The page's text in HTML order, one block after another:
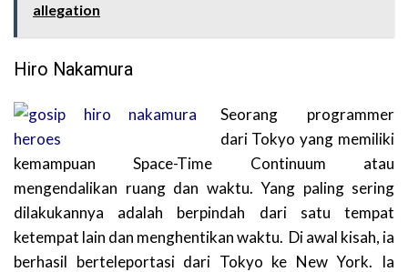
allegation
Hiro Nakamura
Seorang programmer
dari Tokyo yang memiliki
kemampuan Space-Time Continuum atau
mengendalikan ruang dan waktu. Yang paling sering
dilakukannya adalah berpindah dari satu tempat
ketempat lain dan menghentikan waktu. Di awal kisah, ia
berhasil berteleportasi dari Tokyo ke New York. Ia